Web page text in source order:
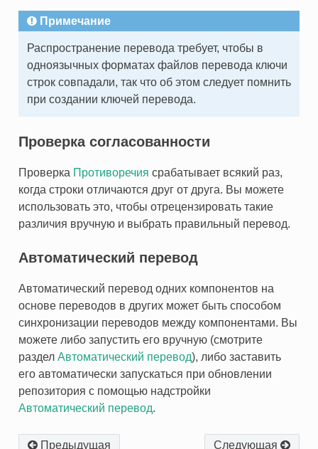
Примечание
Распространение перевода требует, чтобы в
одноязычных форматах файлов перевода ключи
строк совпадали, так что об этом следует помнить
при создании ключей перевода.
Проверка согласованности
Проверка Противоречия срабатывает всякий раз,
когда строки отличаются друг от друга. Вы можете
использовать это, чтобы отрецензировать такие
различия вручную и выбрать правильный перевод.
Автоматический перевод
Автоматический перевод одних компонентов на
основе переводов в других может быть способом
синхронизации переводов между компонентами. Вы
можете либо запустить его вручную (смотрите
раздел Автоматический перевод), либо заставить
его автоматически запускаться при обновлении
репозитория с помощью надстройки
Автоматический перевод.
Следующая
Предыдущая